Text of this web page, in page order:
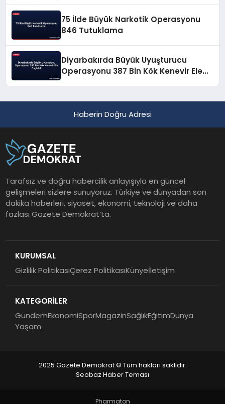
75 İlde Büyük Narkotik Operasyonu
846 Tutuklama
Diyarbakırda Büyük Uyuşturucu
Operasyonu 387 Bin Kök Kenevir Ele
Haberin Doğru Adresi
Tarafsız ve doğru habercilik anlayışıyla en güncel
gelişmeleri sizlere sunuyoruz. Türkiye ve dünyadan son
dakika haberleri, siyaset, ekonomi, teknoloji ve daha
fazlası Gazete Demokrat’ta.
KURUMSAL
Gizlilik PolitikasıÇerez PolitikasıKünyeİletişim
KATEGORİLER
GündemEkonomiSporMagazinSağlıkEğitimDünya
Yaşam
2025 Gazete Demokrat © Tüm hakları saklıdır.
Seobaz Haber Teması
Pharmaton